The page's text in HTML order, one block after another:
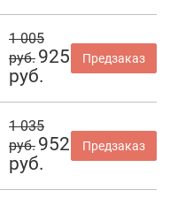
1 005
руб. 925
руб.
Предзаказ
1 035
руб. 952
руб.
Предзаказ